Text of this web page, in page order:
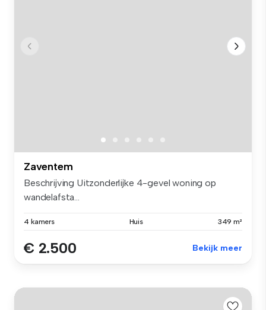
Zaventem
Beschrijving Uitzonderlijke 4-gevel woning op
wandelafsta...
4 kamers Huis 349 m²
€ 2.500 Bekijk meer